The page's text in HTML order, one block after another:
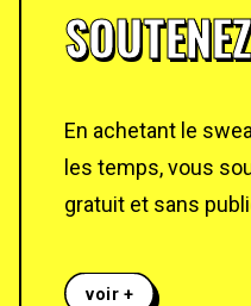
En achetant le
les temps, vous
gratuit et sans
voir +